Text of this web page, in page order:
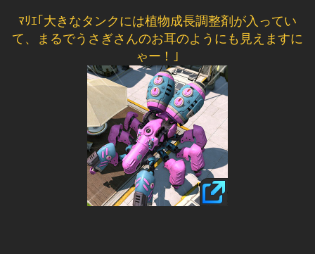
ﾏﾘｴ｢大きなタンクには植物成長調整剤が入ってい
て、まるでうさぎさんのお耳のようにも見えますに
ゃー！｣